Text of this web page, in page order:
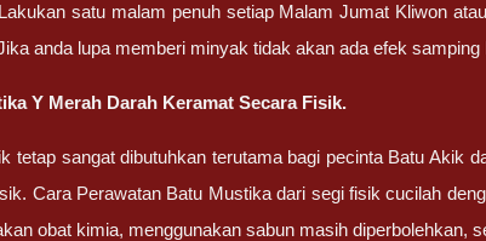
satu malam penuh setiap Malam Jumat Kliwon
anda lupa memberi minyak tidak akan ada efek
Y Merah Darah Keramat Secara Fisik.
tetap sangat dibutuhkan terutama bagi pecinta Batu Akik
Cara Perawatan Batu Mustika dari segi fisik cucilah
obat kimia, menggunakan sabun masih diperbolehkan,